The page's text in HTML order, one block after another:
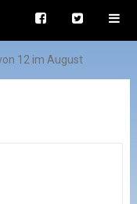
12 im August